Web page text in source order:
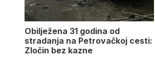
Obilježena 31 godina od
stradanja na Petrovačkoj cesti:
Zločin bez kazne